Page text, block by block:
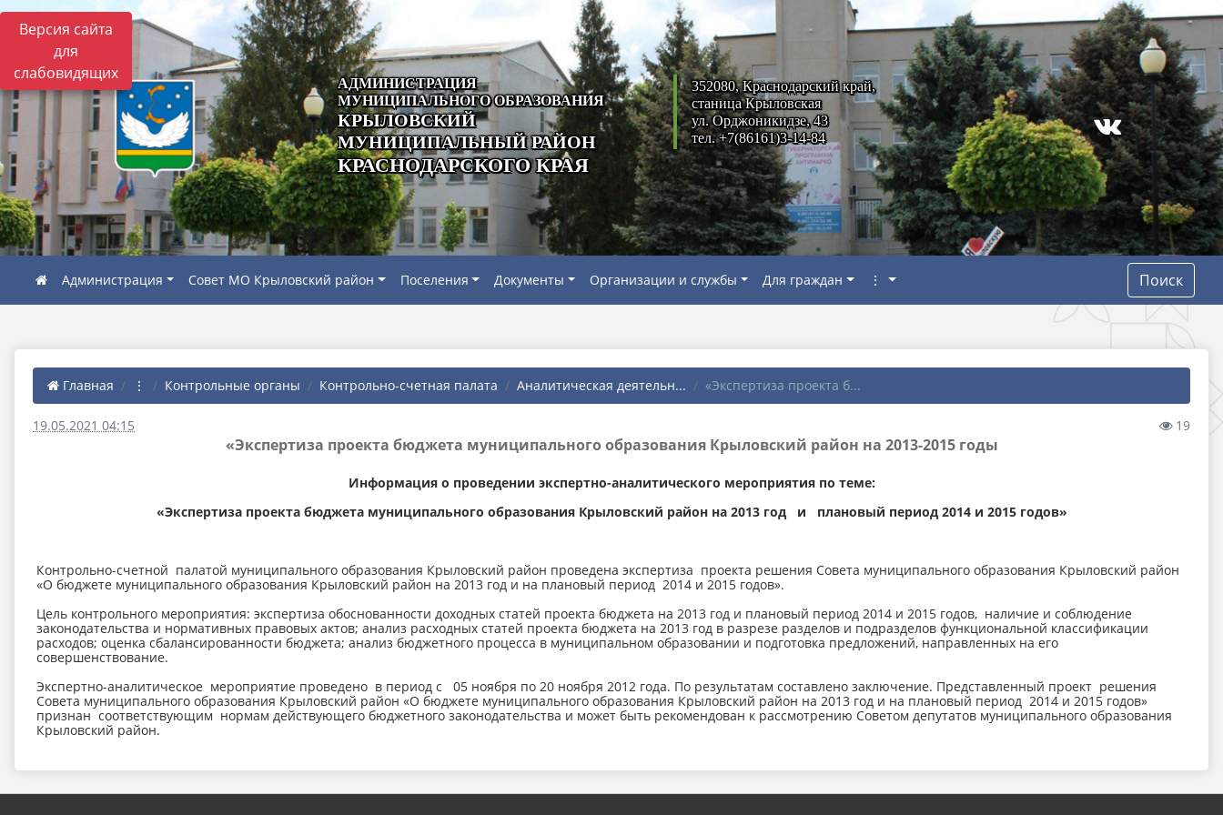
Версия сайта
для
слабовидящих
АДМИНИСТРАЦИЯ
МУНИЦИПАЛЬНОГО ОБРАЗОВАНИЯ
КРЫЛОВСКИЙ
МУНИЦИПАЛЬНЫЙ РАЙОН
КРАСНОДАРСКОГО КРАЯ
352080, Краснодарский край,
станица Крыловская
ул. Орджоникидзе, 43
тел. +7(86161)3-14-84
Администрация Совет МО Крыловский район Поселения Документы Организации и службы Для граждан ⋮ Поиск
Главная ⋮ Контрольные органы Контрольно-счетная палата Аналитическая деятельн... «Экспертиза проекта б...
19.05.2021 04:15 19
«Экспертиза проекта бюджета муниципального образования Крыловский район на 2013-2015 годы
Информация о проведении экспертно-аналитического мероприятия по теме:
«Экспертиза проекта бюджета муниципального образования Крыловский район на 2013 год и плановый период 2014 и 2015 годов»
Контрольно-счетной палатой муниципального образования Крыловский район проведена экспертиза проекта решения Совета муниципального образования Крыловский район
«О бюджете муниципального образования Крыловский район на 2013 год и на плановый период 2014 и 2015 годов».
Цель контрольного мероприятия: экспертиза обоснованности доходных статей проекта бюджета на 2013 год и плановый период 2014 и 2015 годов, наличие и соблюдение
законодательства и нормативных правовых актов; анализ расходных статей проекта бюджета на 2013 год в разрезе разделов и подразделов функциональной классификации
расходов; оценка сбалансированности бюджета; анализ бюджетного процесса в муниципальном образовании и подготовка предложений, направленных на его
совершенствование.
Экспертно-аналитическое мероприятие проведено в период с 05 ноября по 20 ноября 2012 года. По результатам составлено заключение. Представленный проект решения
Совета муниципального образования Крыловский район «О бюджете муниципального образования Крыловский район на 2013 год и на плановый период 2014 и 2015 годов»
признан соответствующим нормам действующего бюджетного законодательства и может быть рекомендован к рассмотрению Советом депутатов муниципального образования
Крыловский район.